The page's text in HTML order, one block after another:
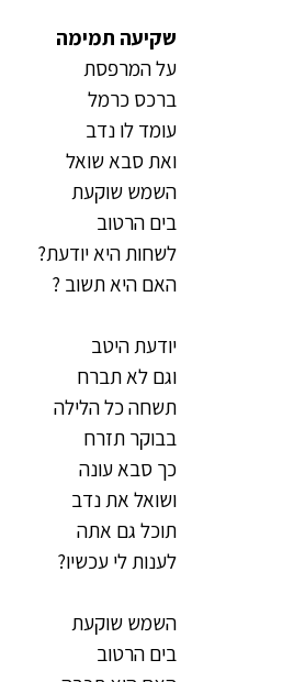
שקיעה תמימה
על המרפסת
ברכס כרמל
עומד לו נדב
ואת סבא שואל
השמש שוקעת
בים הרטוב
לשחות היא יודעת?
האם היא תשוב ?
יודעת היטב
וגם לא תברח
תשחה כל הלילה
בבוקר תזרח
כך סבא עונה
ושואל את נדב
תוכל גם אתה
לענות לי עכשיו?
השמש שוקעת
בים הרטוב